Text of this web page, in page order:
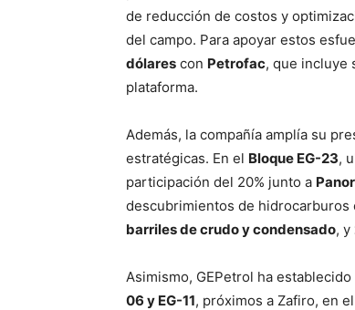
de reducción de costos y
del campo. Para apoyar estos
dólares con Petrofac, que incluye
plataforma.
Además, la compañía amplía su
estratégicas. En el Bloque EG-23,
participación del 20% junto a
descubrimientos de
barriles de crudo y condensado, y
Asimismo, GEPetrol ha
06 y EG-11, próximos a Zafiro, en